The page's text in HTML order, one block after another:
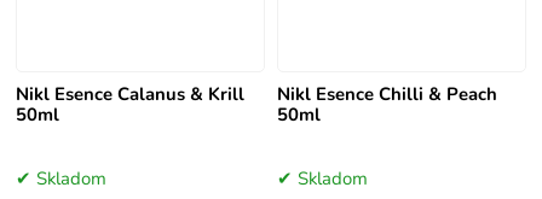
Nikl Esence Calanus & Krill
50ml
Skladom
Nikl Esence Chilli & Peach
50ml
Skladom